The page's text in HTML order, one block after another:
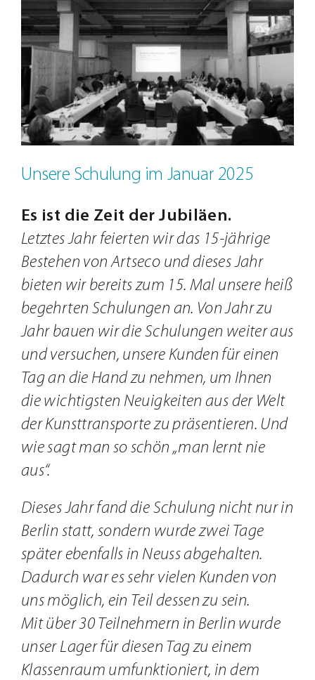
Bild
Unsere Schulung im Januar 2025
Es ist die Zeit der Jubiläen.
Letztes Jahr feierten wir das 15-jährige
Bestehen von Artseco und dieses Jahr
bieten wir bereits zum 15. Mal unsere heiß
begehrten Schulungen an. Von Jahr zu
Jahr bauen wir die Schulungen weiter aus
und versuchen, unsere Kunden für einen
Tag an die Hand zu nehmen, um Ihnen
die wichtigsten Neuigkeiten aus der Welt
der Kunsttransporte zu präsentieren. Und
wie sagt man so schön „man lernt nie
aus“.
Dieses Jahr fand die Schulung nicht nur in
Berlin statt, sondern wurde zwei Tage
später ebenfalls in Neuss abgehalten.
Dadurch war es sehr vielen Kunden von
uns möglich, ein Teil dessen zu sein.
Mit über 30 Teilnehmern in Berlin wurde
unser Lager für diesen Tag zu einem
Klassenraum umfunktioniert, in dem
Jobs
Kontakt